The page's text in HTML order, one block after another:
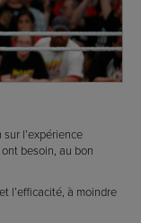
l’expérience
besoin, au bon
l’efficacité, à moindre